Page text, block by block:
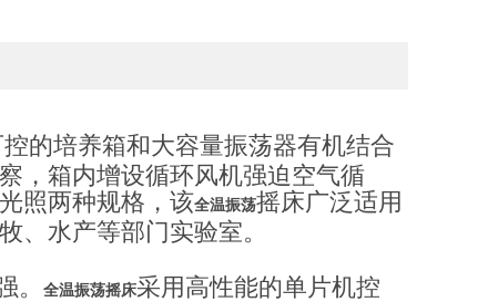
的培养箱和大容量振荡器有机结合
，箱内增设循环风机强迫空气循
照两种规格，该全温振荡摇床广泛适用
、水产等部门实验室。
。
全温振荡摇床采用高性能的单片机控